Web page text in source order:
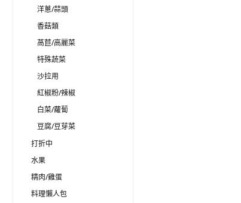
洋蔥/蒜頭
香菇類
萵苣/高麗菜
特殊蔬菜
沙拉用
紅椒粉/辣椒
白菜/蘿蔔
豆腐/豆芽菜
打折中
水果
精肉/雞蛋
料理懶人包